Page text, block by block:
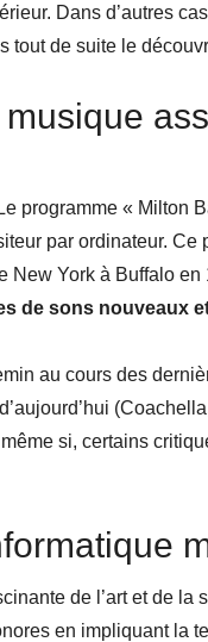
Dans d’autres
tout de suite le
programme « Milton
par ordinateur. Ce
New York à Buffalo
de sons nouveaux
au cours des
si, certains
de l’art et de la
en impliquant la